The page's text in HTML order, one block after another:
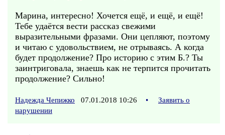
Марина, интересно! Хочется ещё, и ещё, и ещё!
Тебе удаётся вести рассказ свежими
выразительными фразами. Они цепляют, поэтому
и читаю с удовольствием, не отрываясь. А когда
будет продолжение? Про историю с этим Б.? Ты
заинтриговала, знаешь как не терпится прочитать
продолжение? Сильно!
Надежда Чепижко 07.01.2018 10:26 •
Заявить о
нарушении